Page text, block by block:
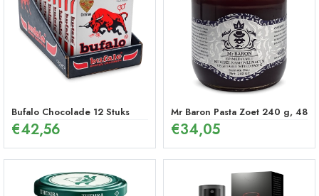
Bufalo Chocolade 12 Stuks
€42,56
Mr Baron Pasta Zoet 240 g, 48
€34,05